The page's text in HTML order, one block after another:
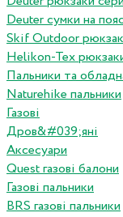
Deuter сумки на
Skif Outdoor
Helikon-Tex
Пальники та
Naturehike пальники
Газові
Дров&#039;яні
Аксесуари
Quest газові балони
Газові пальники
BRS газові пальники